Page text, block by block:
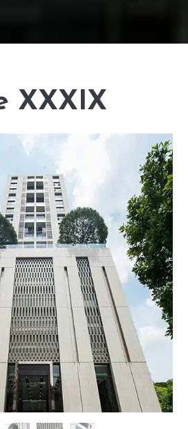
XXXIX